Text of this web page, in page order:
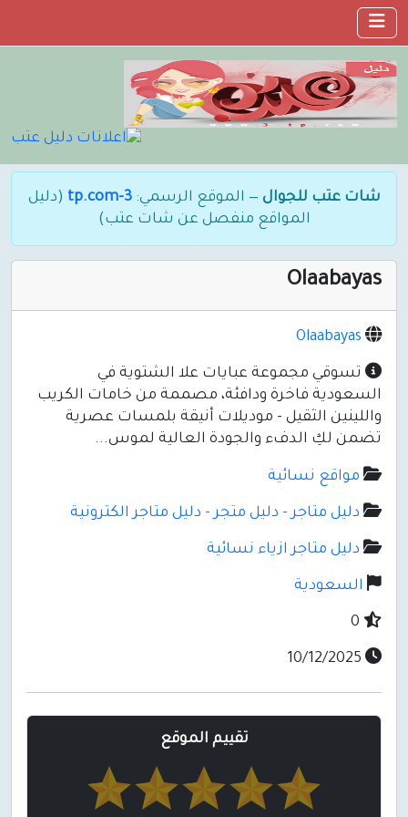
شات عتب للجوال — الموقع الرسمي:3-tp.com
(دليل
المواقع منفصل عن شات عتب)
Olaabayas
Olaabayas
تسوقي مجموعة عبايات علا الشتوية في
السعودية فاخرة ودافئة، مصممة من خامات الكريب
واللينين الثقيل - موديلات أنيقة بلمسات عصرية
تضمن لكِ الدفء والجودة العالية لموس...
مواقع نسائية
دليل متاجر - دليل متجر - دليل متاجر الكترونية
دليل متاجر ازياء نسائية
السعودية
تقييم الموقع